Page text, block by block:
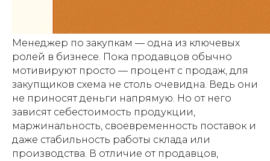
Менеджер по закупкам — одна из ключевых
ролей в бизнесе. Пока продавцов обычно
мотивируют просто — процент с продаж, для
закупщиков схема не столь очевидна. Ведь они
не приносят деньги напрямую. Но от него
зависят себестоимость продукции,
маржинальность, своевременность поставок и
даже стабильность работы склада или
производства. В отличие от продавцов,